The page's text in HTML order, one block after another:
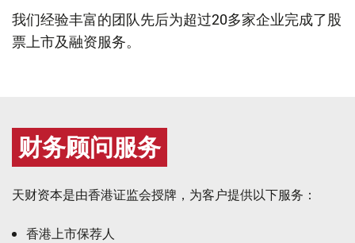
我们经验丰富的团队先后为超过20多家企业完成了股
票上市及融资服务。
财务顾问服务
天财资本是由香港证监会授牌，为客户提供以下服务：
香港上市保荐人